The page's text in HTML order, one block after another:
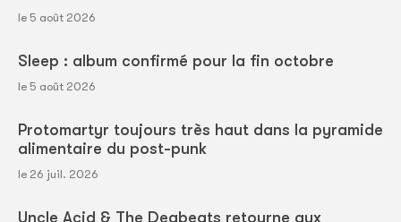
le 5 août 2026
Sleep : album confirmé pour la fin octobre
le 5 août 2026
Protomartyr toujours très haut dans la pyramide
alimentaire du post-punk
le 26 juil. 2026
Uncle Acid & The Deabeats retourne aux